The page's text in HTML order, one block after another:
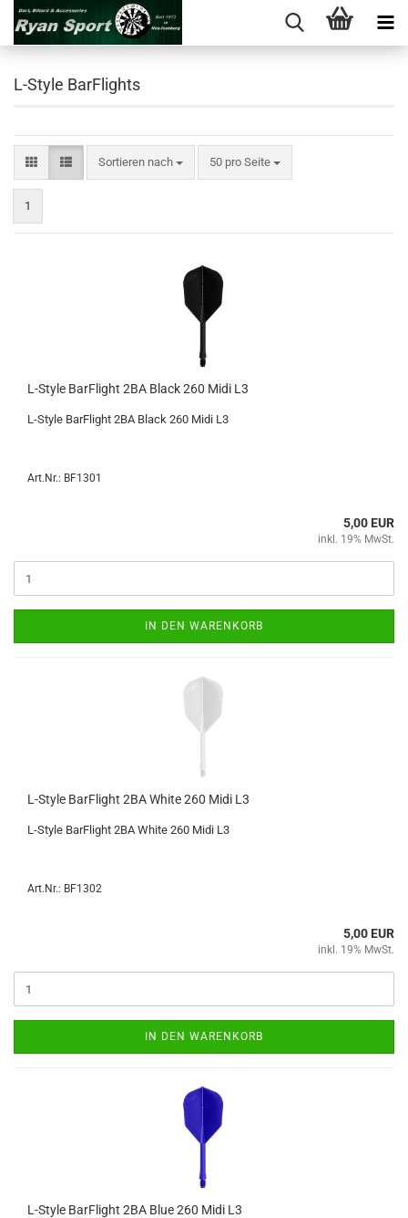
L-Style BarFlights
Sortieren nach
Sortieren nach 50 pro Seite
pro Seite
1
L-​Style Bar­F­light 2BA Black 260 Midi L3
L-​Style Bar­F­light 2BA Black 260 Midi L3
Art.Nr.: BF1301
5,00 EUR
inkl. 19% MwSt.
IN DEN WARENKORB
L-​Style Bar­F­light 2BA White 260 Midi L3
L-​Style Bar­F­light 2BA White 260 Midi L3
Art.Nr.: BF1302
5,00 EUR
inkl. 19% MwSt.
IN DEN WARENKORB
L-​Style Bar­F­light 2BA Blue 260 Midi L3